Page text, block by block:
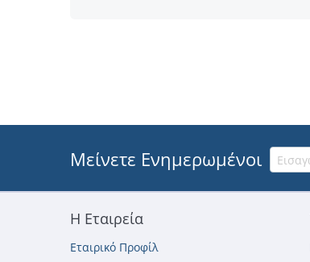
Μείνετε Ενημερωμένοι
Η Εταιρεία
Εταιρικό Προφίλ